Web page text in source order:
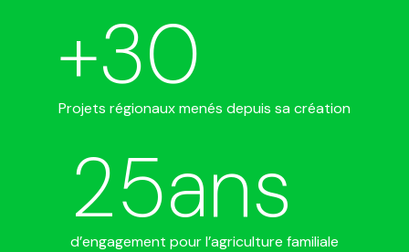
Projets régionaux menés depuis sa création
+30
d’engagement pour l’agriculture familiale
25ans